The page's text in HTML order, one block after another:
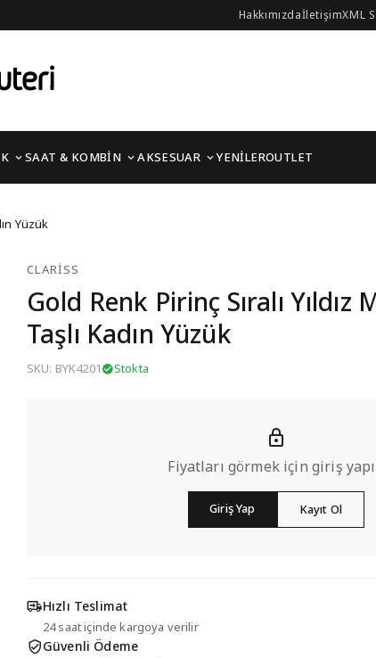
HakkımızdaİletişimXML
SAAT & KOMBİN AKSESUAR YENİLEROUTLET
Taşlı Kadın
Yüzük
CLARISS
Gold Renk Pirinç Sıralı
Taşlı Kadın Yüzük
SKU: BYK4201 Stokta
Fiyatları görmek için giriş
Giriş Yap Kayıt Ol
Hızlı Teslimat
24 saat içinde kargoya verilir
Güvenli Ödeme